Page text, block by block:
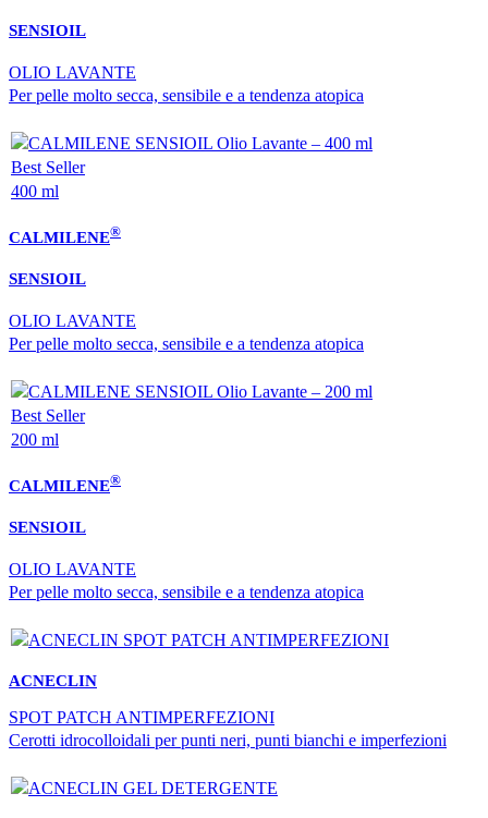
SENSIOIL
OLIO LAVANTE
Per pelle molto secca, sensibile e a tendenza atopica
Best Seller
400 ml
CALMILENE®
SENSIOIL
OLIO LAVANTE
Per pelle molto secca, sensibile e a tendenza atopica
Best Seller
200 ml
CALMILENE®
SENSIOIL
OLIO LAVANTE
Per pelle molto secca, sensibile e a tendenza atopica
ACNECLIN
SPOT PATCH ANTIMPERFEZIONI
Cerotti idrocolloidali per punti neri, punti bianchi e imperfezioni